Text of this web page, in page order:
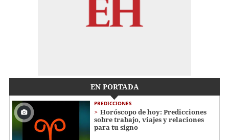
EN PORTADA
PREDICCIONES
Horóscopo de hoy: Predicciones
sobre trabajo, viajes y relaciones
para tu signo